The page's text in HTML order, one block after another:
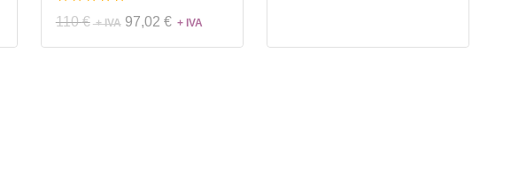
0
de
110€ 97,02 €